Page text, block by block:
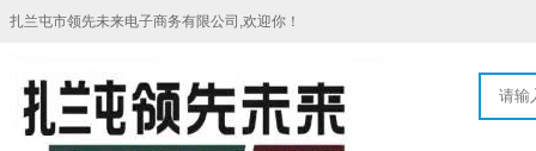
扎兰屯市领先未来电子商务有限公司,欢迎你！